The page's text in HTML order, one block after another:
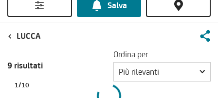
Salva
LUCCA
9 risultati
Ordina per
Più rilevanti
1/10